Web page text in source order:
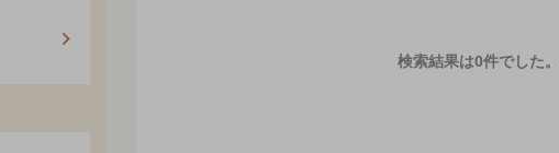
検索結果は0件でした。